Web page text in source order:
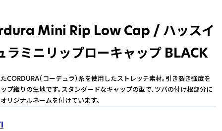
Mini Rip Low Cap / ハッスイ
ラミニリップローキャップ BLACK
CORDURA（コーデュラ）糸を使用したストレッチ素材。引き裂き強度を
プ織りの生地です。スタンダードなキャップの型で、ツバの付け根部分に
リジナルネームを付けています。